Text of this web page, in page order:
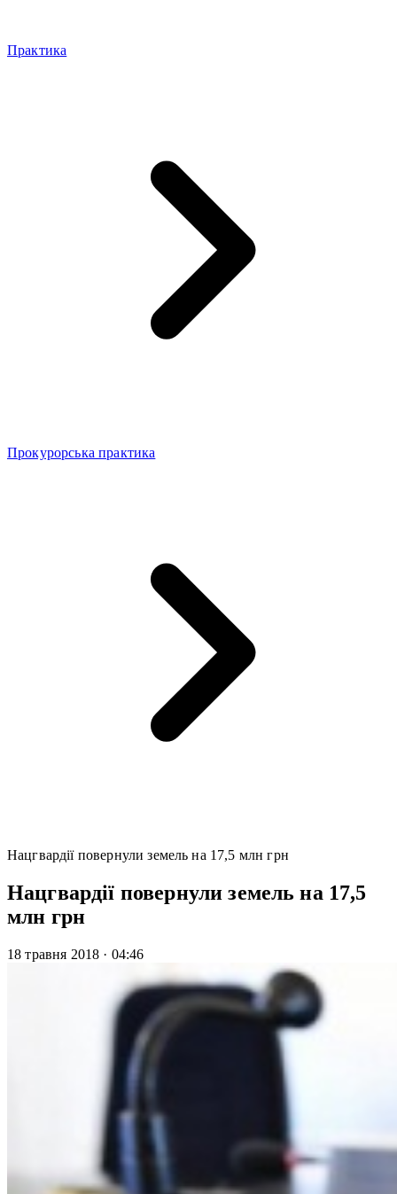
Практика
Прокурорська практика
Нацгвардії повернули земель на 17,5 млн грн
Нацгвардії повернули земель на 17,5
млн грн
18 травня 2018 · 04:46